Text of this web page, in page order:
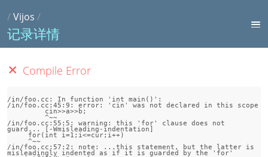
/Vijos /
记录详情
Compile Error
/in/foo.cc: In function 'int main()':
/in/foo.cc:45:9: error: 'cin' was not declared in this scope
         ^~~
/in/foo.cc:55:5: warning: this 'for' clause does not
guard... [-Wmisleading-indentation]
     for(int i=1;i<=cur;i++)
     ^~~
/in/foo.cc:57:2: note: ...this statement, but the latter is
misleadingly indented as if it is guarded by the 'for'